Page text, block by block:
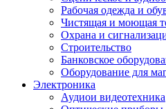
Рабочая одежда и
Чистящая и моющая
Охрана и
Строительство
Банковское
Оборудование для
Электроника
Аудиои видеотехника